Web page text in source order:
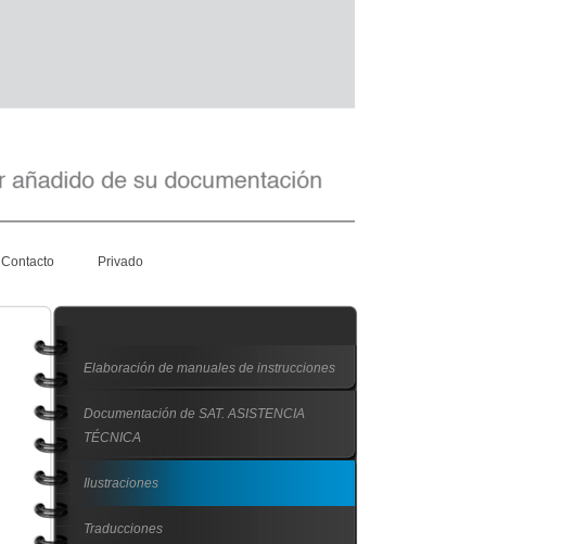
Contacto Privado
Elaboración de manuales de instrucciones
Documentación de SAT. ASISTENCIA
TÉCNICA
Ilustraciones
Traducciones